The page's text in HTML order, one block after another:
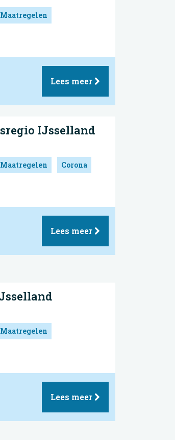
Maatregelen
Lees meer
IJsselland
Maatregelen Corona
Lees meer
Maatregelen
Lees meer